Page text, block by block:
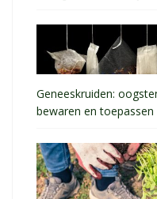
Geneeskruiden:
bewaren en toepassen